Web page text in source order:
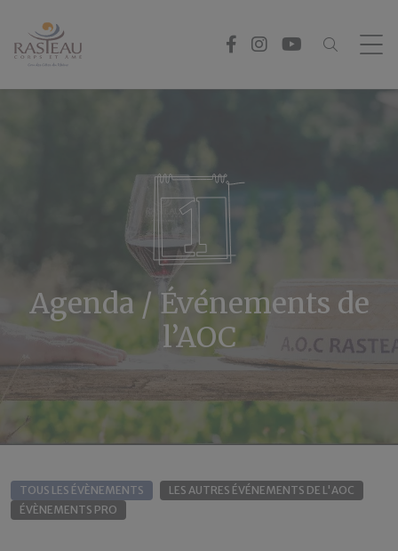
Agenda / Événements de
l’AOC
TOUS LES ÉVÈNEMENTS
LES AUTRES ÉVÉNEMENTS DE L'AOC
ÉVÈNEMENTS PRO